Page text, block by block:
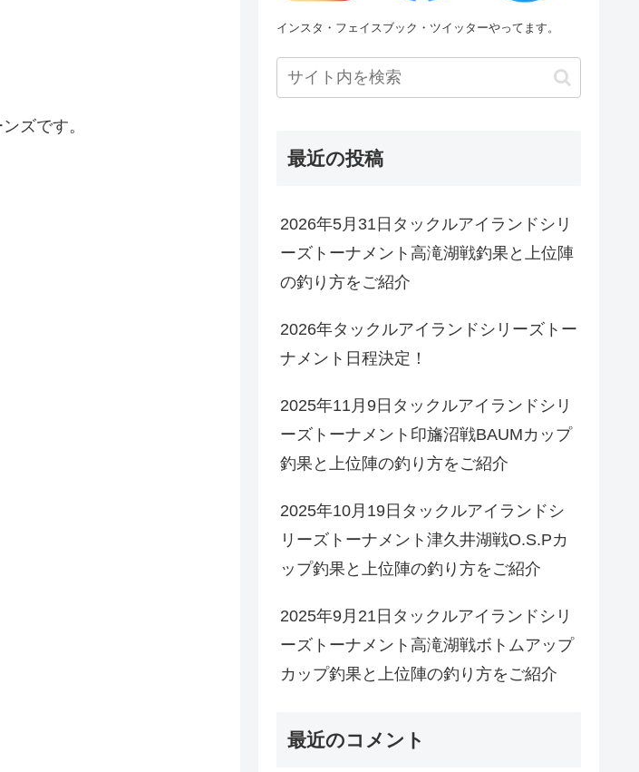
ズです。
インスタ・フェイスブック・ツイッターやってます。
最近の投稿
2026年5月31日タックルアイランドシリ
ーズトーナメント高滝湖戦釣果と上位陣
の釣り方をご紹介
2026年タックルアイランドシリーズトー
ナメント日程決定！
2025年11月9日タックルアイランドシリ
ーズトーナメント印旛沼戦BAUMカップ
釣果と上位陣の釣り方をご紹介
2025年10月19日タックルアイランドシ
リーズトーナメント津久井湖戦O.S.Pカ
ップ釣果と上位陣の釣り方をご紹介
2025年9月21日タックルアイランドシリ
ーズトーナメント高滝湖戦ボトムアップ
カップ釣果と上位陣の釣り方をご紹介
最近のコメント